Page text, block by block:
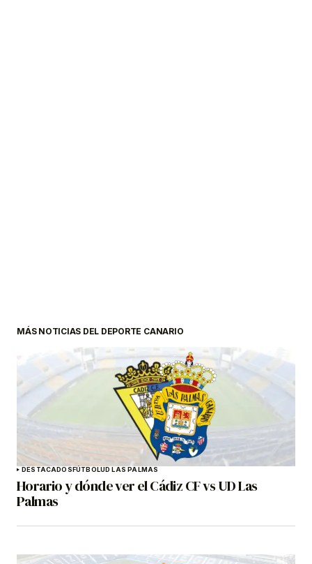
MÁS NOTICIAS DEL DEPORTE CANARIO
DESTACADOSFÚTBOLUD LAS PALMAS
Horario y dónde ver el Cádiz CF vs UD Las
Palmas